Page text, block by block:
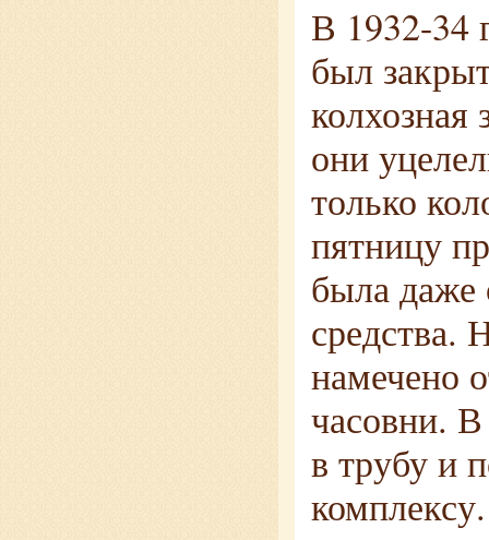
В 1932-34
был
они
только
пятницу
была даже
средства.
намечено
часовни.
в трубу и
комплексу.